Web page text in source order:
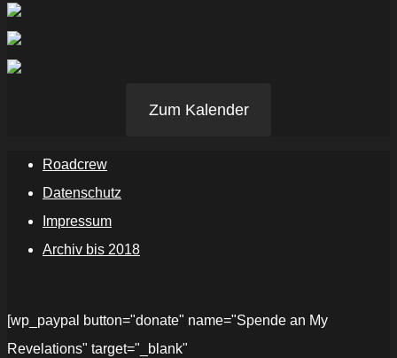
Zum Kalender
Roadcrew
Datenschutz
Impressum
Archiv bis 2018
[wp_paypal button="donate" name="Spende an My
Revelations" target="_blank"